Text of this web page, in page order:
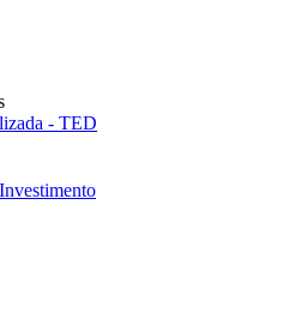
- TED